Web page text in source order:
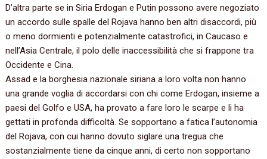
D’altra parte se in Siria Erdogan e Putin possono avere negoziato
un accordo sulle spalle del Rojava hanno ben altri disaccordi, più
o meno dormienti e potenzialmente catastrofici, in Caucaso e
nell’Asia Centrale, il polo delle inaccessibilità che si frappone tra
Occidente e Cina.
Assad e la borghesia nazionale siriana a loro volta non hanno
una grande voglia di accordarsi con chi come Erdogan, insieme a
paesi del Golfo e USA, ha provato a fare loro le scarpe e li ha
gettati in profonda difficoltà. Se sopportano a fatica l’autonomia
del Rojava, con cui hanno dovuto siglare una tregua che
sostanzialmente tiene da cinque anni, di certo non sopportano